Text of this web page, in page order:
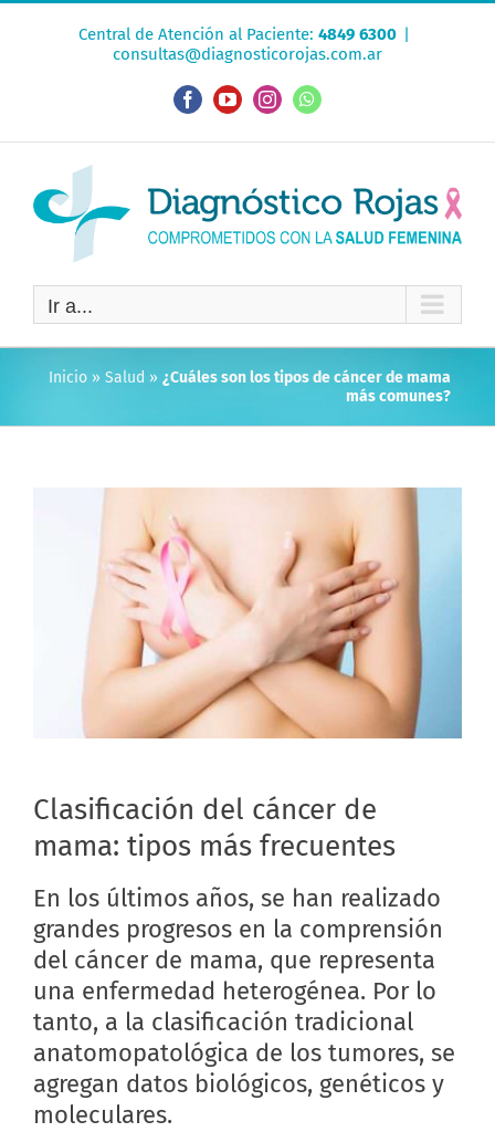
Central de Atención al Paciente: 4849 6300 |
consultas@diagnosticorojas.com.ar
FacebookYouTubeInstagramWhatsApp
Ir a...
Inicio » Salud » ¿Cuáles son los tipos de cáncer de mama
más comunes?
Clasificación del cáncer de
mama: tipos más frecuentes
En los últimos años, se han realizado
grandes progresos en la comprensión
del cáncer de mama, que representa
una enfermedad heterogénea. Por lo
tanto, a la clasificación tradicional
anatomopatológica de los tumores, se
agregan datos biológicos, genéticos y
moleculares.